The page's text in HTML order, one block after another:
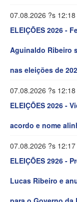
07.08.2026 ?s 12:18
ELEIÇÕES 2026 -
Aguinaldo Ribeiro
nas eleições de
07.08.2026 ?s 12:18
ELEIÇÕES 2026 -
acordo e nome
07.08.2026 ?s 12:17
ELEIÇÕES 2926 -
Lucas Ribeiro e